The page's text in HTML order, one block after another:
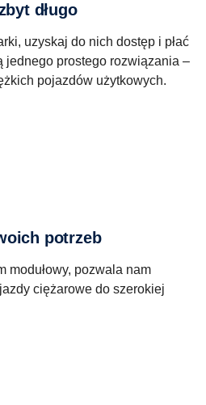
długo
uzyskaj do nich dostęp i płać
jednego prostego rozwiązania –
pojazdów użytkowych.
potrzeb
modułowy, pozwala nam
ciężarowe do szerokiej